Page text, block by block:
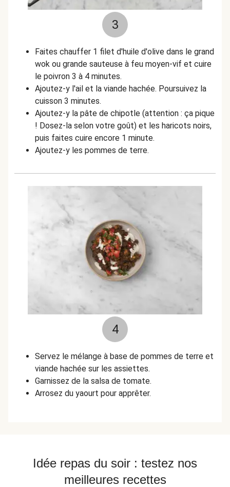
3
Faites chauffer 1 filet d'huile d'olive dans le grand
wok ou grande sauteuse à feu moyen-vif et cuire
le poivron 3 à 4 minutes.
Ajoutez-y l'ail et la viande hachée. Poursuivez la
cuisson 3 minutes.
Ajoutez-y la pâte de chipotle (attention : ça pique
! Dosez-la selon votre goût) et les haricots noirs,
puis faites cuire encore 1 minute.
Ajoutez-y les pommes de terre.
4
Servez le mélange à base de pommes de terre et
viande hachée sur les assiettes.
Garnissez de la salsa de tomate.
Arrosez du yaourt pour apprêter.
Idée repas du soir : testez nos
meilleures recettes